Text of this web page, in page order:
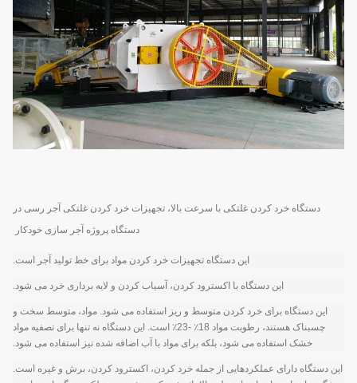
دستگاه خرد کردن غلتکی با سرعت بالا، تجهیزات خرد کردن غلتکی آجر رسی در
دستگاه پروژه آجر سازی خودکار
این دستگاه تجهیزات خرد کردن مواد برای خط تولید آجر است.
این دستگاه با اکسترود کردن، آسیاب کردن و لایه برداری خرد می شود.
این دستگاه برای خرد کردن متوسط و ریز استفاده می شود. مواد، متوسط سخت و
چسبناک هستند، رطوبت مواد 18٪ -23٪ است. این دستگاه نه تنها برای تصفیه مواد
خشک استفاده می شود، بلکه برای مواد با آب اضافه شده نیز استفاده می شود.
این دستگاه دارای عملکردهایی از جمله خرد کردن، اکسترود کردن، برش و غیره است.